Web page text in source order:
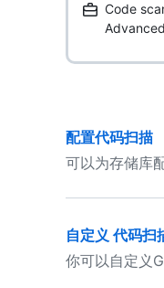
Code
配置代码扫描
可以为存储库
自定义 代码扫
你可以自定义